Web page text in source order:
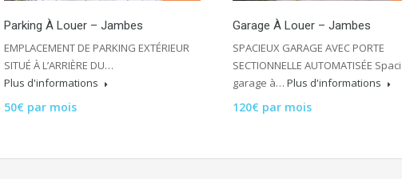
Parking À Louer – Jambes
EMPLACEMENT DE PARKING EXTÉRIEUR
SITUÉ À L’ARRIÈRE DU…
Plus d'informations
50€ par mois
Garage À Louer – Jambes
SPACIEUX GARAGE AVEC PORTE
SECTIONNELLE AUTOMATISÉE
garage à… Plus d'informations
120€ par mois